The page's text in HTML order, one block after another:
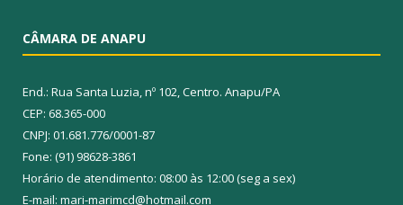
CÂMARA DE ANAPU
End.: Rua Santa Luzia, nº 102, Centro. Anapu/PA
CEP: 68.365-000
CNPJ: 01.681.776/0001-87
Fone: (91) 98628-3861
Horário de atendimento: 08:00 às 12:00 (seg a sex)
E-mail: mari-marimcd@hotmail.com